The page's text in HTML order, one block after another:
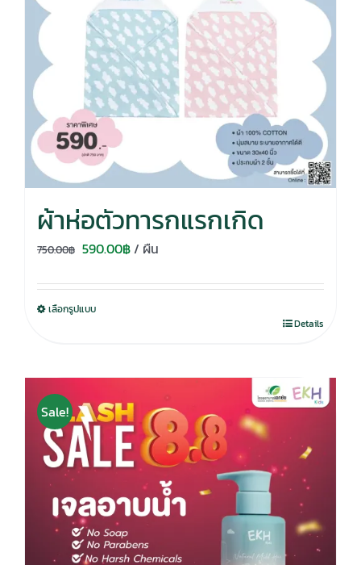
ผ้าห่อตัวทารกแรกเกิด
750.00฿ Original
was:
750.00฿.
590.00฿Current
is:
/ ผืน
เลือกรูปแบบ
Details
Sale!